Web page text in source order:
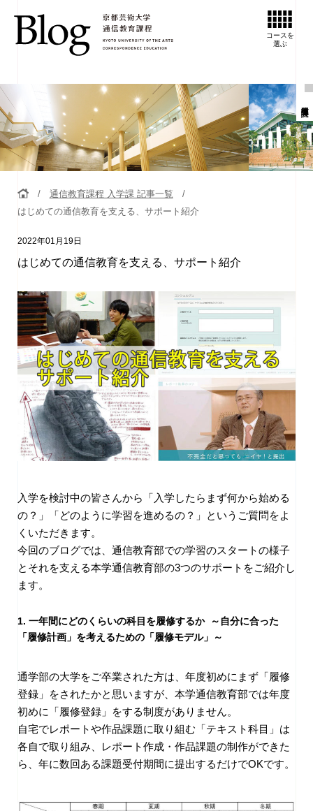
コースを
選ぶ
通信教育課程 入学課 記事一覧
はじめての通信教育を支える、サポート紹介
2022年01月19日
はじめての通信教育を支える、サポート紹介
入学を検討中の皆さんから「入学したらまず何から始める
の？」「どのように学習を進めるの？」というご質問をよ
くいただきます。
今回のブログでは、通信教育部での学習のスタートの様子
とそれを支える本学通信教育部の3つのサポートをご紹介し
ます。
1. 一年間にどのくらいの科目を履修するか ～自分に合った
「履修計画」を考えるための「履修モデル」～
通学部の大学をご卒業された方は、年度初めにまず「履修
登録」をされたかと思いますが、本学通信教育部では年度
初めに「履修登録」をする制度がありません。
自宅でレポートや作品課題に取り組む「テキスト科目」は
各自で取り組み、レポート作成・作品課題の制作ができた
ら、年に数回ある課題受付期間に提出するだけでOKです。